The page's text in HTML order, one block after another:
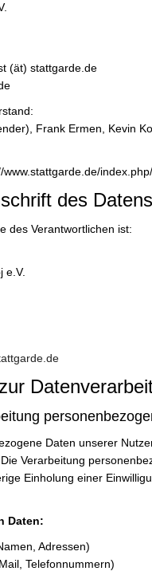
(ät) stattgarde.de
Frank Ermen, Kevin
www.stattgarde.de/
des
des Verantwortlichen ist:
e.V.
Daten unserer
Verarbeitung
Einholung einer
Daten:
Adressen)
Telefonnummern)